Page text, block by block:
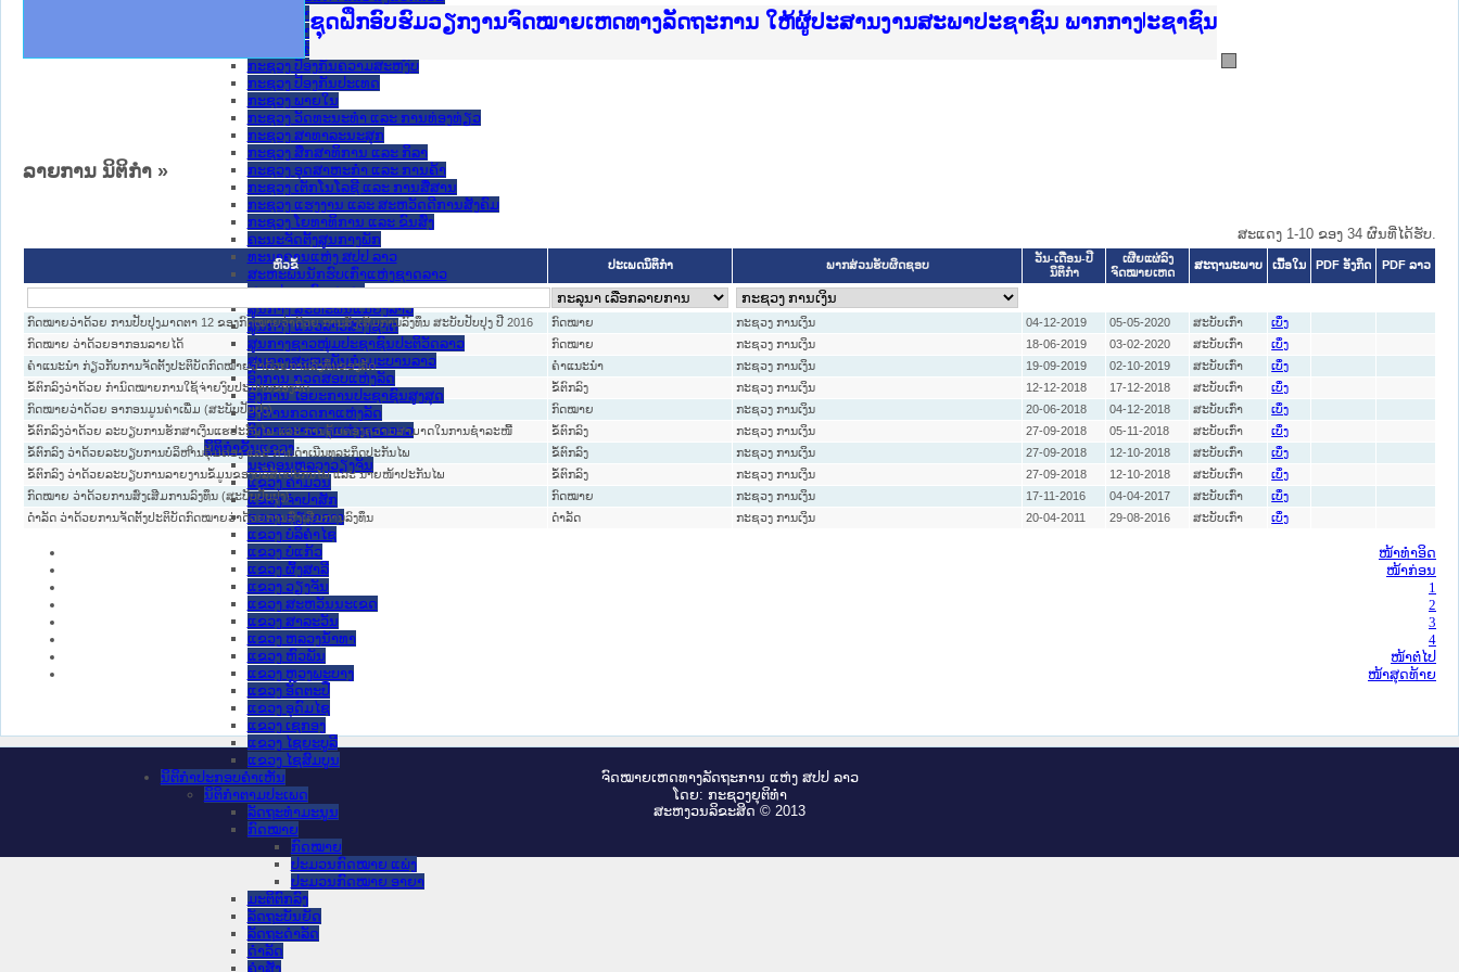
ກະຊວງ ການຕ່າງປະເທດ
ກະຊວງ ການເງິນ
ກະຊວງ ຍຸຕິທໍາ
ກະຊວງ ປ້ອງກັນຄວາມສະຫງົບ
ກະຊວງ ປ້ອງກັນປະເທດ
ກະຊວງ ພາຍໃນ
ກະຊວງ ວັດທະນະທຳ ແລະ ການທ່ອງທ່ຽວ
ກະຊວງ ສາທາລະນະສຸກ
ກະຊວງ ສຶກສາທິການ ແລະ ກິລາ
ກະຊວງ ອຸດສາຫະກຳ ແລະ ການຄ້າ
ກະຊວງ ເຕັກໂນໂລຊີ ແລະ ການສື່ສານ
ກະຊວງ ແຮງງານ ແລະ ສະຫວັດດີການສັງຄົມ
ກະຊວງ ໂຍທາທິການ ແລະ ຂົນສົ່ງ
ຄະນະຈັດຕັ້ງສູນກາງພັກ
ທະນາຄານແຫ່ງ ສປປ ລາວ
ສະຫະພັນນັກຮົບເກົ່າແຫ່ງຊາດລາວ
ສານປະຊາຊົນສູງສຸດ
ສູນກາງ ສະຫະພັນແມ່ຍິງລາວ
ສູນກາງ ແນວລາວສ້າງຊາດ
ສູນກາງຊາວໜຸ່ມປະຊາຊົນປະຕິວັດລາວ
ສູນກາງສະຫະພັນກຳມະບານລາວ
ອົງການ ກວດສອບແຫ່ງລັດ
ອົງການ ໄອຍະການປະຊາຊົນສູງສຸດ
ອົງການກວດກາແຫ່ງລັດ
ອົງການກາແດງແຫ່ງຊາດລາວ
ນິຕິກໍາຂັ້ນແຂວງ
ນະ​ຄອນ​ຫລວງວຽງຈັນ
ແຂວງ ຄໍາມ່ວນ
ແຂວງ ຈໍາປາສັກ
ແຂວງ ຊຽງຂວາງ
ແຂວງ ບໍລິຄໍາໄຊ
ແຂວງ ບໍ່ແກ້ວ
ແຂວງ ຜົ້ງສາລີ
ແຂວງ ວຽງຈັນ
ແຂວງ ສະຫວັນນະເຂດ
ແຂວງ ສາລະວັນ
ແຂວງ ຫລວງນໍ້າທາ
ແຂວງ ຫົວພັນ
ແຂວງ ຫຼວງພະບາງ
ແຂວງ ອັດຕະປື
ແຂວງ ອຸດົມໄຊ
ແຂວງ ເຊກອງ
ແຂວງ ໄຊຍະບູລີ
ແຂວງ ໄຊສົມບູນ
ນິຕິກໍາປະກອບຄໍາເຫັນ
ນິຕິກໍາຕາມປະເພດ
ລັດຖະທໍາມະນູນ
ກົດໝາຍ
ກົດໝາຍ
ປະມວນກົດໝາຍ ແພ່ງ
ປະມວນກົດໝາຍ ອາຍາ
ມະຕິຕົກລົງ
ລັດຖະບັນຍັດ
ລັດຖະດໍາລັດ
ດໍາລັດ
ຄໍາສັ່ງ
Ministry of Justice Lao PDR
ເຜີຍແຜ່ວັບໄຊຈົດໝາຍເຫດທາງລັດຖະການ ແລະ ແອັບກົດໝາຍລາວ ທີ່ ສະຖາບັນຍຸຕິທຳແຫ່ງຊາດ
ກະຊວງຍຸຕິທຳ
ຊຸດຝຶກອົບຮົມວຽກງານຈົດໝາຍເຫດທາງລັດຖະການ ໃຫ້ຜູ້ປະສານງານສະພາປະຊາຊົນ ພາກເໜືອ
ກອງປະຊຸມທົບທວນຄືນການຈັດຕັ້ງປະຕິບັດວຽກງານຈົດໝາຍເຫດທາງລັດຖະການ
ຝຶກອົບຮົມ ຜູ່ປະສານງານວຽກງານຈົດໝາຍເຫດທາງລັດຖະການ ສຳລັບ ພາກກາງ
ຝຶກອົບຮົມ ຜູ່ປະສານງານວຽກງານຈົດໝາຍເຫດທາງລັດຖະການ ສຳລັບ ພາກໃຕ້
ເຜີຍແຜ່ແອັບກົດໝາຍລາວ ແລະ ເວັບໄຊຈົດໝາຍເຫດທາງລັດຖະການ ທີ່ ວິທະຍາຄານຕຳຫຼວດປະຊາຊົນ
ເຜີຍແຜ່ແອັບກົດໝາຍລາວ ແລະ ເວັບໄຊຈົດໝາຍເຫດທາງລັດຖະການ ທີ່ ວິທະຍາຄານສັນຕິບານປະຊາຊົນ
ຍົກລະດັບວຽກງານຈົດໝາຍເຫດທາງລັດຖະການໃຫ້ຜູ້ປະສານງານຂັ້ນແຂວງພາກເໜືອ
ຊຸດຝຶກອົບຮົມວຽກງານຈົດໝາຍເຫດທາງລັດຖະການ ໃຫ້ຜູ້ປະສານງານສະພາປະຊາຊົນ ພາກກາງ
ລາຍການ ນິຕິກໍາ »
ສະແດງ 1-10 ຂອງ 34 ຜົນທີ່ໄດ້ຮັບ.
ຫົວຂໍ້ ປະເພດນິຕິກຳ ພາກສ່ວນຮັບຜິດຊອບ
ວັນ-ເດືອນ-ປີ
ນິຕິກໍາ
ເຜີຍແຜ່ລົງ
ຈົດໝາຍເຫດ
ສະຖານະພາບ ເນື້ອໃນ PDF ອັງກິດ PDF ລາວ
ກົດໝາຍວ່າດ້ວຍ ການປັບປຸງມາດຕາ 12 ຂອງກົດໝາຍວ່າດ້ວຍ ການສົ່ງເສີມການລົງທຶນ ສະບັບປັບປຸງ ປີ 2016 ກົດໝາຍ ກະຊວງ ການເງິນ 04-12-2019 05-05-2020 ສະບັບເກົ່າ ເບິ່ງ
ກົດໝາຍ ວ່າດ້ວຍອາກອນລາຍໄດ້ ກົດໝາຍ ກະຊວງ ການເງິນ 18-06-2019 03-02-2020 ສະບັບເກົ່າ ເບິ່ງ
ຄຳແນະນຳ ກ່ຽວກັບການຈັດຕັ້ງປະຕິບັດກົດໝາຍວ່າດ້ວຍການລົງທຶນຂອງລັດ ຄໍາແນະນໍາ ກະຊວງ ການເງິນ 19-09-2019 02-10-2019 ສະບັບເກົ່າ ເບິ່ງ
ຂໍ້ຕົກລົງວ່າດ້ວຍ ກຳນົດໝາຍການໃຊ້ຈ່າຍງົບປະມານຂອງລັດ ຂໍ້ຕົກລົງ ກະຊວງ ການເງິນ 12-12-2018 17-12-2018 ສະບັບເກົ່າ ເບິ່ງ
ກົດໝາຍວ່າດ້ວຍ ອາກອນມູນຄ່າເພີ່ມ (ສະບັບປັບປຸງ) ກົດໝາຍ ກະຊວງ ການເງິນ 20-06-2018 04-12-2018 ສະບັບເກົ່າ ເບິ່ງ
ຂໍ້ຕົກລົງວ່າດ້ວຍ ລະບຽບການຮັກສາເງິນແຮປະກັນໄພ ແລະ ການຄຸ້ມຄອງຄວາມສາມາດໃນການຊຳລະໜີ້ ຂໍ້ຕົກລົງ ກະຊວງ ການເງິນ 27-09-2018 05-11-2018 ສະບັບເກົ່າ ເບິ່ງ
ຂໍ້ຕົກລົງ ວ່າດ້ວຍລະບຽບການບໍລິຫານຄຸ້ມຄອງ ແລະ ການດຳເນີນທຸລະກິດປະກັນໄພ ຂໍ້ຕົກລົງ ກະຊວງ ການເງິນ 27-09-2018 12-10-2018 ສະບັບເກົ່າ ເບິ່ງ
ຂໍ້ຕົກລົງ ວ່າດ້ວຍລະບຽບການລາຍງານຂໍ້ມູນຂອງບໍລິສັດປະກັນໄພ ແລະ ນາຍໜ້າປະກັນໄພ ຂໍ້ຕົກລົງ ກະຊວງ ການເງິນ 27-09-2018 12-10-2018 ສະບັບເກົ່າ ເບິ່ງ
ກົດໝາຍ ວ່າດ້ວຍການສົ່ງເສີມການລົງທຶນ (ສະບັບປັບປຸງ) ກົດໝາຍ ກະຊວງ ການເງິນ 17-11-2016 04-04-2017 ສະບັບເກົ່າ ເບິ່ງ
ດຳລັດ ວ່າດ້ວຍການຈັດຕັ້ງປະຕິບັດກົດໝາຍວ່າດ້ວຍການສົ່ງເສີມການລົງທຶນ ດໍາລັດ ກະຊວງ ການເງິນ 20-04-2011 29-08-2016 ສະບັບເກົ່າ ເບິ່ງ
ໜ້າທໍາອິດ
ໜ້າກ່ອນ
1
2
3
4
ໜ້າຕໍ່ໄປ
ໜ້າສຸດທ້າຍ
ຈົດ​ໝາຍ​ເຫດ​ທາງ​ລັດ​ຖະ​ການ ແຫ່ງ ສ​ປ​ປ ລາວ
ໂດຍ: ກະ​ຊວງຍຸ​ຕິ​ທຳ
ສະ​ຫງວນ​ລິ​ຂະ​ສິດ © 2013